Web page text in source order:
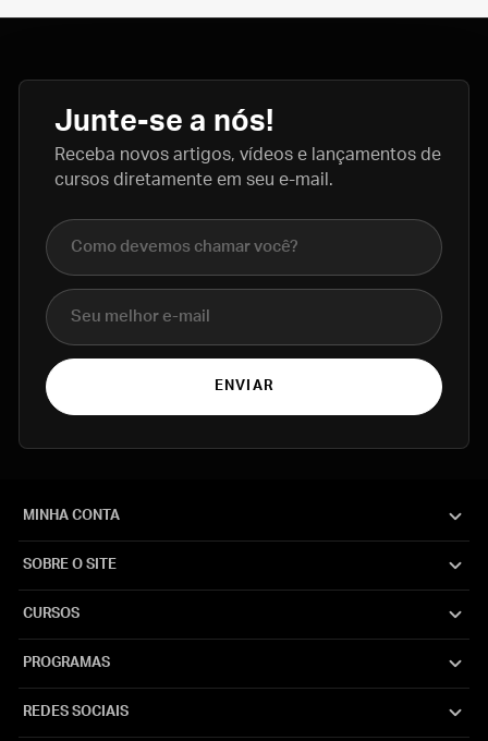
Junte-se a nós!
Receba novos artigos, vídeos e lançamentos de
cursos diretamente em seu e-mail.
Nome completo
E-mail
ENVIAR
MINHA CONTA
SOBRE O SITE
CURSOS
PROGRAMAS
REDES SOCIAIS